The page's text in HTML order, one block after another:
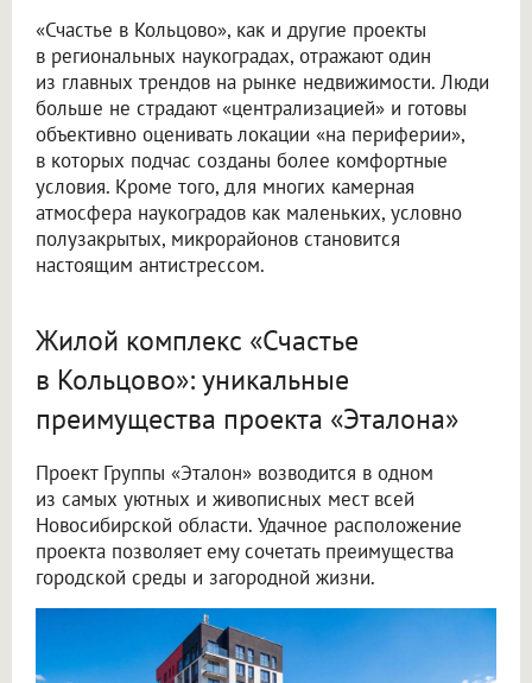
«Счастье в Кольцово», как и другие проекты
в региональных наукоградах, отражают один
из главных трендов на рынке недвижимости. Люди
больше не страдают «централизацией» и готовы
объективно оценивать локации «на периферии»,
в которых подчас созданы более комфортные
условия. Кроме того, для многих камерная
атмосфера наукоградов как маленьких, условно
полузакрытых, микрорайонов становится
настоящим антистрессом.
Жилой комплекс «Счастье
в Кольцово»: уникальные
преимущества проекта «Эталона»
Проект Группы «Эталон» возводится в одном
из самых уютных и живописных мест всей
Новосибирской области. Удачное расположение
проекта позволяет ему сочетать преимущества
городской среды и загородной жизни.